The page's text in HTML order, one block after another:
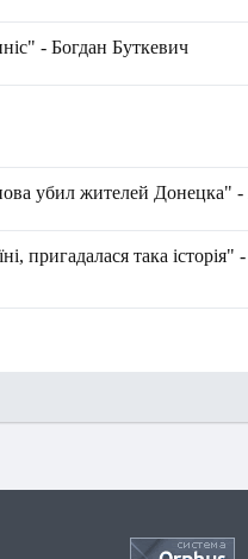
- Богдан Буткевич
убил жителей Донецка"
пригадалася така